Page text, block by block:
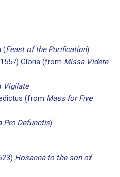
(Feast of the Purification)
Gloria (from Missa Videte
Vigilate
(from Mass for Five
Pro Defunctis)
Hosanna to the son of